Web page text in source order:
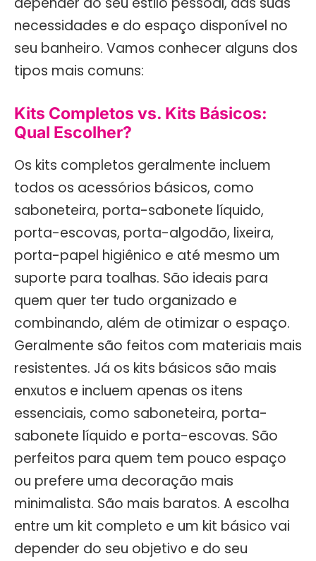
necessidades e do espaço disponível no
seu banheiro. Vamos conhecer alguns dos
tipos mais comuns:
Kits Completos vs. Kits Básicos:
Qual Escolher?
Os kits completos geralmente incluem
todos os acessórios básicos, como
saboneteira, porta-sabonete líquido,
porta-escovas, porta-algodão, lixeira,
porta-papel higiênico e até mesmo um
suporte para toalhas. São ideais para
quem quer ter tudo organizado e
combinando, além de otimizar o espaço.
Geralmente são feitos com materiais mais
resistentes. Já os kits básicos são mais
enxutos e incluem apenas os itens
essenciais, como saboneteira, porta-
sabonete líquido e porta-escovas. São
perfeitos para quem tem pouco espaço
ou prefere uma decoração mais
minimalista. São mais baratos. A escolha
entre um kit completo e um kit básico vai
depender do seu objetivo e do seu